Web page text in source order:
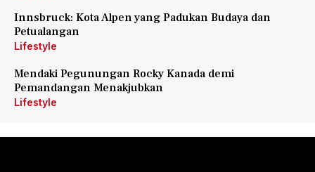
Innsbruck: Kota Alpen yang Padukan Budaya dan
Petualangan
Lifestyle
Mendaki Pegunungan Rocky Kanada demi
Pemandangan Menakjubkan
Lifestyle